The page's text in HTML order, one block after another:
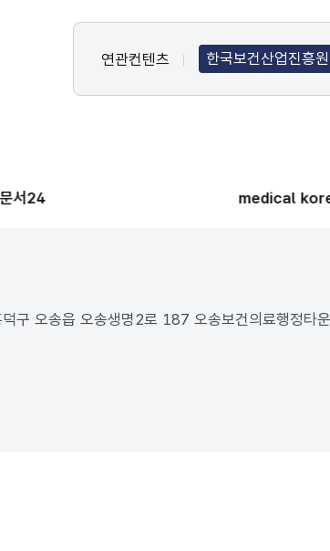
연관컨텐츠 한국보건산업진흥원
멈춤
문서24 medical
구 오송읍 오송생명2로 187 오송보건의료행정타